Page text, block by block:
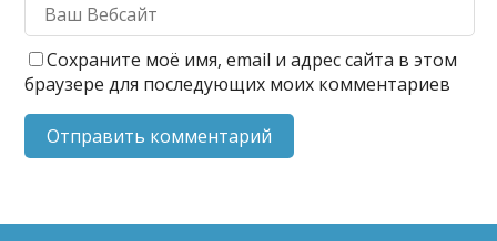
Сохраните моё имя, email и адрес сайта в этом
браузере для последующих моих комментариев